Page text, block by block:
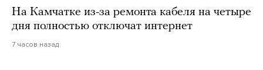
На Камчатке из-за ремонта кабеля на четыре
дня полностью отключат интернет
7 часов назад